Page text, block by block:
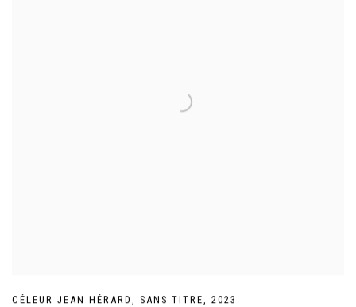
CÉLEUR JEAN HÉRARD , SANS TITRE, 2023